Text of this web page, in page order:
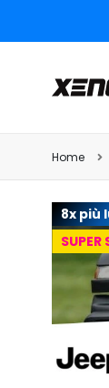
Home
8x più
SUPER